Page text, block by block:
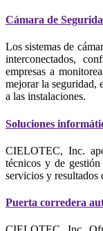
Cámara de
Los sistemas de
interconectados,
empresas a
mejorar la seguridad,
a las instalaciones.
Soluciones
CIELOTEC, Inc.
técnicos y de
servicios y resultados
Puerta corredera